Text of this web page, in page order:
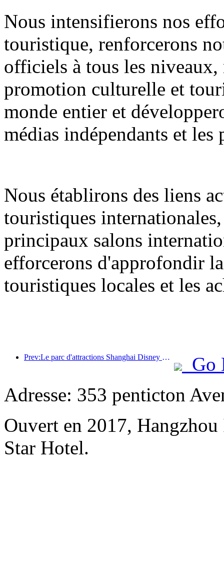
Nous intensifierons nos
touristique, renforcerons
officiels à tous les niveaux,
promotion culturelle et
monde entier et
médias indépendants et
Nous établirons des liens
touristiques
principaux salons
efforcerons d'approfondir
touristiques locales et les
Prev:Le parc d'attractions Shanghai Disney Resort célèbre son 10e anniversaire et a accueilli à ce jour plus de 100 millions de visiteurs.
Go
Adresse: 353 penticton
Ouvert en 2017,
Star Hotel.